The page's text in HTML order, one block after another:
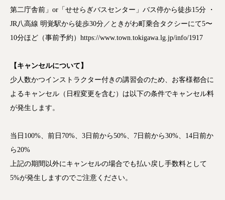
第二庁舎前」or「せせらぎバスセンター」バス停から徒歩15分 ・
JR八高線 明覚駅から徒歩30分／ときがわ町乗合タクシーにて5〜
10分ほど（事前予約）https://www.town.tokigawa.lg.jp/info/1917
【キャンセルについて】
少人数かつインストラクター付きの講習会のため、お客様都合に
よるキャンセル（日程変更を含む）は以下の条件でキャンセル料
が発生します。
当日100%、前日70%、3日前から50%、7日前から30%、14日前か
ら20%
上記の期間以外にキャンセルの場合でも払い戻し手数料として
5%が発生しますのでご注意ください。